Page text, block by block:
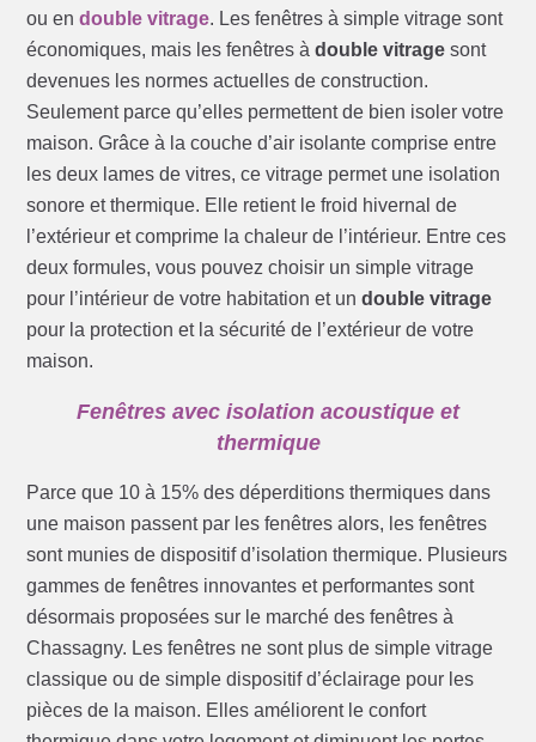
ou endouble vitrage. Les fenêtres à simple vitrage sont
économiques, mais les fenêtres àdouble vitrage sont
devenues les normes actuelles de construction.
Seulement parce qu’elles permettent de bien isoler votre
maison. Grâce à la couche d’air isolante comprise entre
les deux lames de vitres, ce vitrage permet une isolation
sonore et thermique. Elle retient le froid hivernal de
l’extérieur et comprime la chaleur de l’intérieur. Entre ces
deux formules, vous pouvez choisir un simple vitrage
pour l’intérieur de votre habitation et undouble vitrage
pour la protection et la sécurité de l’extérieur de votre
maison.
Fenêtres avec isolation acoustique et
thermique
Parce que 10 à 15% des déperditions thermiques dans
une maison passent par les fenêtres alors, les fenêtres
sont munies de dispositif d’isolation thermique. Plusieurs
gammes de fenêtres innovantes et performantes sont
désormais proposées sur le marché des fenêtres à
Chassagny. Les fenêtres ne sont plus de simple vitrage
classique ou de simple dispositif d’éclairage pour les
pièces de la maison. Elles améliorent le confort